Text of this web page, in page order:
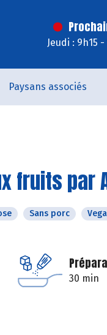
Jeudi : 9h15
Paysans associés
fruits par
Sans porc
30 min